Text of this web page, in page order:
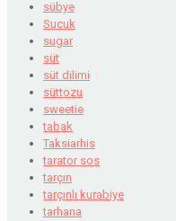
sübye
Sucuk
sugar
süt
süt dilimi
süttozu
sweetie
tabak
Taksiarhis
tarator sos
tarçın
tarçınlı kurabiye
tarhana